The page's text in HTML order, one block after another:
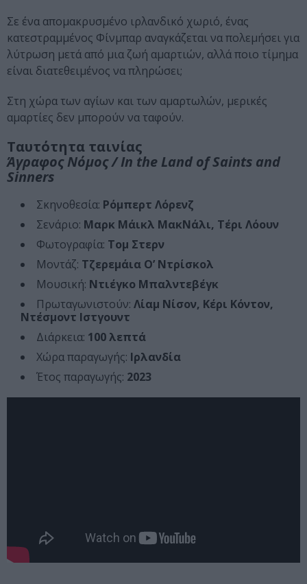
Σε ένα απομακρυσμένο ιρλανδικό χωριό, ένας
κατεστραμμένος Φίνμπαρ αναγκάζεται να πολεμήσει για
λύτρωση μετά από μια ζωή αμαρτιών, αλλά ποιο τίμημα
είναι διατεθειμένος να πληρώσει;
Στη χώρα των αγίων και των αμαρτωλών, μερικές
αμαρτίες δεν μπορούν να ταφούν.
Ταυτότητα ταινίας
Άγραφος Νόμος / In the Land of Saints and
Sinners
Σκηνοθεσία: Ρόμπερτ Λόρενζ
Σενάριο: Μαρκ Μάικλ ΜακΝάλι, Τέρι Λόουν
Φωτογραφία: Τομ Στερν
Μοντάζ: Τζερεμάια Ο’ Ντρίσκολ
Μουσική: Ντιέγκο Μπαλντεβέγκ
Πρωταγωνιστούν: Λίαμ Νίσον, Κέρι Κόντον,
Ντέσμοντ Ιστγουντ
Διάρκεια: 100 λεπτά
Χώρα παραγωγής: Ιρλανδία
Έτος παραγωγής: 2023